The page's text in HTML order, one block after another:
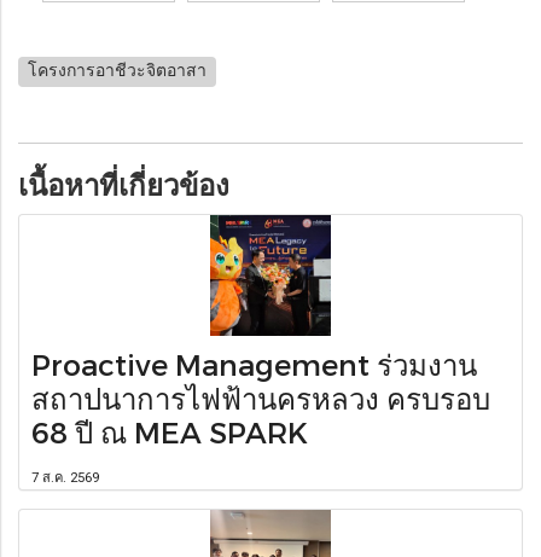
โครงการอาชีวะจิตอาสา
เนื้อหาที่เกี่ยวข้อง
Proactive Management ร่วมงาน
สถาปนาการไฟฟ้านครหลวง ครบรอบ
68 ปี ณ MEA SPARK
7 ส.ค. 2569